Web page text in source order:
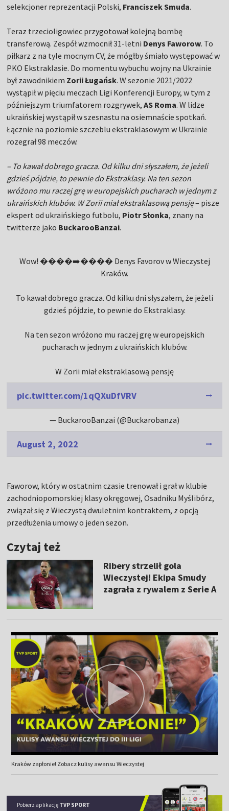
selekcjoner reprezentacji Polski, Franciszek Smuda.
Teraz trzecioligowiec przygotował kolejną bombę
transferową. Zespół wzmocnił 31-letni Denys Faworow. To
piłkarz z na tyle mocnym CV, że mógłby śmiało występować w
PKO Ekstraklasie. Do momentu wybuchu wojny na Ukrainie
był zawodnikiem Zorii Ługańsk. W sezonie 2021/2022
wystąpił w pięciu meczach Ligi Konferencji Europy, w tym z
późniejszym triumfatorem rozgrywek,AS Roma. W lidze
ukraińskiej wystąpił w szesnastu na osiemnaście spotkań.
Łącznie na poziomie szczeblu ekstraklasowym w Ukrainie
rozegrał 98 meczów.
– To kawał dobrego gracza. Od kilku dni słyszałem, że jeżeli
gdzieś pójdzie, to pewnie do Ekstraklasy. Na ten sezon
wróżono mu raczej grę w europejskich pucharach w jednym z
ukraińskich klubów. W Zorii miał ekstraklasową pensję– pisze
ekspert od ukraińskiego futbolu, Piotr Słonka, znany na
twitterze jako BuckarooBanzai.
Wow! ����➡️���� Denys Favorov w Wieczystej
Kraków.
To kawał dobrego gracza. Od kilku dni słyszałem, że jeżeli
gdzieś pójdzie, to pewnie do Ekstraklasy.
Na ten sezon wróżono mu raczej grę w europejskich
pucharach w jednym z ukraińskich klubów.
W Zorii miał ekstraklasową pensję
pic.twitter.com/1qQXuDfVRV
— BuckarooBanzai (@Buckarobanza)
August 2, 2022
Faworow, który w ostatnim czasie trenował i grał w klubie
zachodniopomorskiej klasy okręgowej, Osadniku Myślibórz,
związał się z Wieczystą dwuletnim kontraktem, z opcją
przedłużenia umowy o jeden sezon.
Czytaj też
Ribery strzelił gola
Wieczystej! Ekipa Smudy
zagrała z rywalem z Serie A
Kraków zapłonie! Zobacz kulisy awansu Wieczystej
Pobierz aplikację TVP SPORT